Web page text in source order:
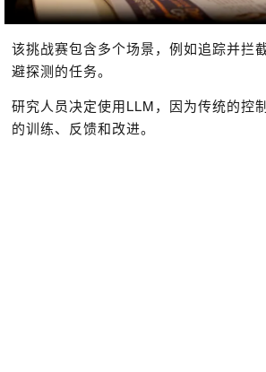
该挑战赛包含多个场景，例如追踪并拦
避探测的任务。
研究人员决定使用LLM，因为传统的控
的训练、反馈和改进。